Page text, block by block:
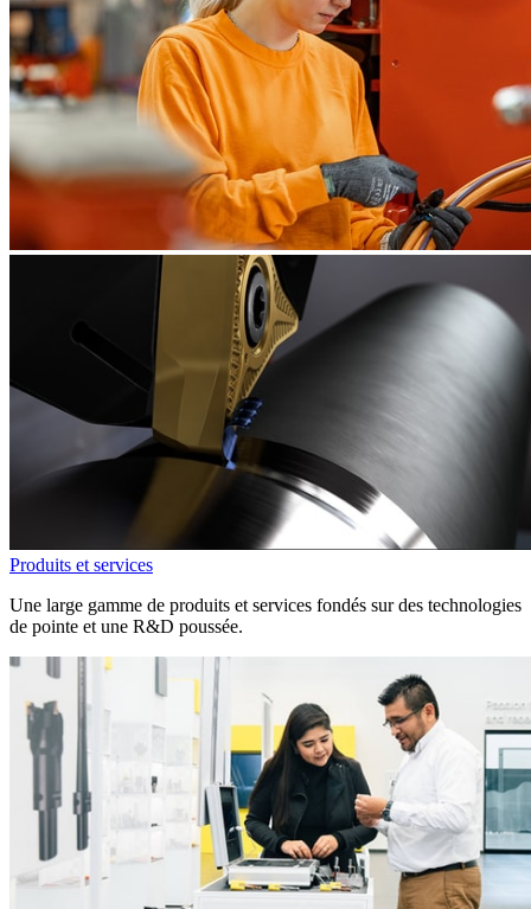
Produits et services
Une large gamme de produits et services fondés sur des technologies
de pointe et une R&D poussée.